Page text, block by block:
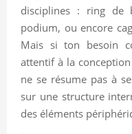
disciplines : ring de
podium, ou encore
Mais si ton besoin
attentif à la
ne se résume pas à
sur une structure
des éléments